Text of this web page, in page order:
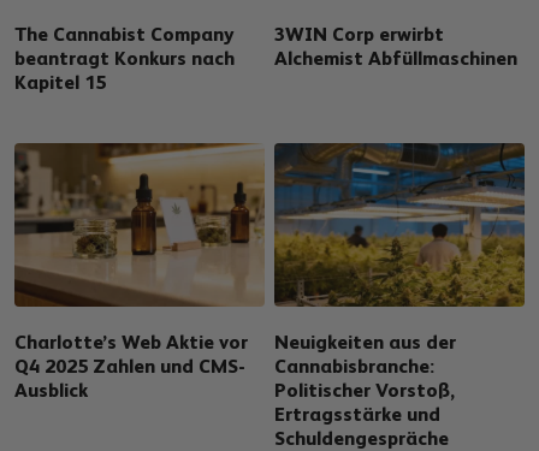
The Cannabist Company
beantragt Konkurs nach
Kapitel 15
3WIN Corp erwirbt
Alchemist Abfüllmaschinen
Charlotte’s Web Aktie vor
Q4 2025 Zahlen und CMS-
Ausblick
Neuigkeiten aus der
Cannabisbranche:
Politischer Vorstoß,
Ertragsstärke und
Schuldengespräche